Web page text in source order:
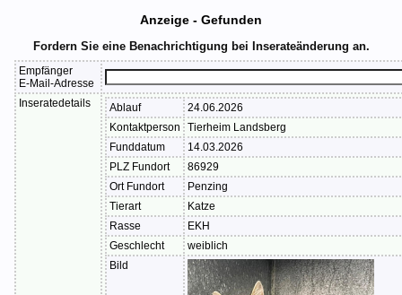
Anzeige - Gefunden
Fordern Sie eine Benachrichtigung bei Inserateänderung an.
Empfänger
E-Mail-Adresse
Inseratedetails
Ablauf
24.06.2026
Kontaktperson
Tierheim Landsberg
Funddatum
14.03.2026
PLZ Fundort
86929
Ort Fundort
Penzing
Tierart
Katze
Rasse
EKH
Geschlecht
weiblich
Bild